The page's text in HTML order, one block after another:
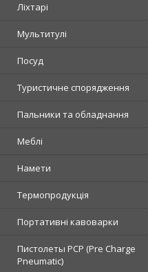
Ліхтарі
Мультитулі
Посуд
Туристичне спорядження
Пальники та обладнання
Меблі
Намети
Термопродукція
Портативні кавоварки
Пистолеты PCP (Pre Charge
Pneumatic)